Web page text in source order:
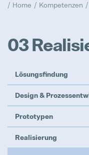
Home Kompetenzen
03
Lösungsfindung
Design &
Prototypen
Realisierung